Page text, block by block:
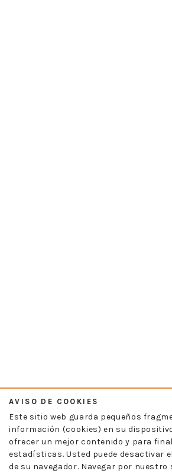
AVISO DE COOKIES
Este sitio web guarda pequeños
información (cookies) en su
ofrecer un mejor contenido y para
estadísticas. Usted puede desactivar
de su navegador. Navegar por